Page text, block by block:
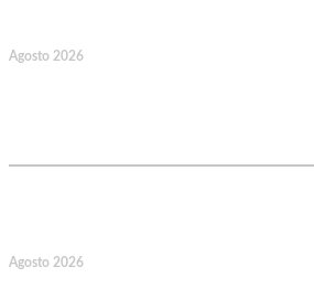
Agosto 2026
Agosto 2026